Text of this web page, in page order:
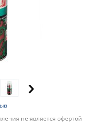
не является офертой